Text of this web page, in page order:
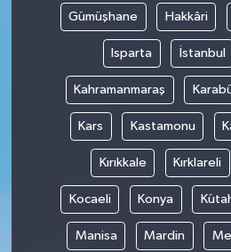
Gümüşhane Hakkâri
Isparta İstanbul
Kahramanmaraş
Kars Kastamonu
Kırıkkale Kırklareli
Kocaeli Konya
Manisa Mardin